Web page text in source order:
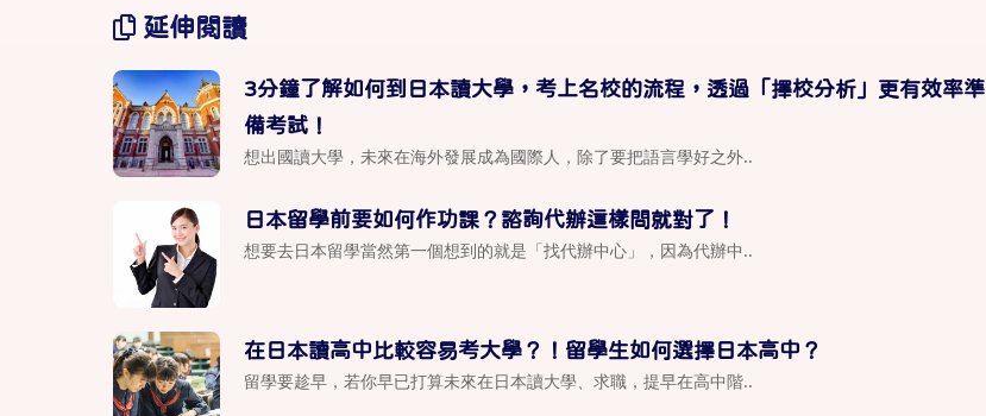
延伸閱讀
3分鐘了解如何到日本讀大學，考上名校的流程，透過「擇校分析」更有效率準
備考試！
想出國讀大學，未來在海外發展成為國際人，除了要把語言學好之外..
日本留學前要如何作功課？諮詢代辦這樣問就對了！
想要去日本留學當然第一個想到的就是「找代辦中心」，因為代辦中..
在日本讀高中比較容易考大學？！留學生如何選擇日本高中？
留學要趁早，若你早已打算未來在日本讀大學、求職，提早在高中階..